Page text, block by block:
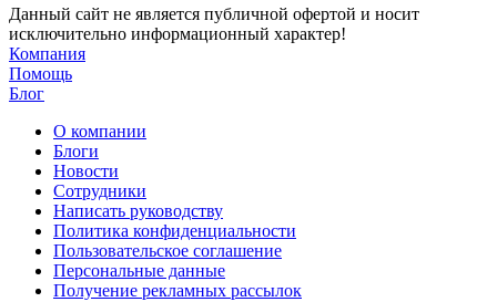
Данный сайт не является публичной офертой и носит
исключительно информационный характер!
Компания
Помощь
Блог
О компании
Блоги
Новости
Сотрудники
Написать руководству
Политика конфиденциальности
Пользовательское соглашение
Персональные данные
Получение рекламных рассылок